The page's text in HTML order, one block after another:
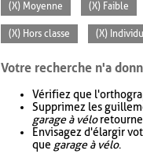
(X) Moyenne (X) Faible
(X) Hors classe (X)
Votre recherche n'a
Vérifiez que
Supprimez les
garage à vélo
Envisagez d'élargir
que garage à vélo.